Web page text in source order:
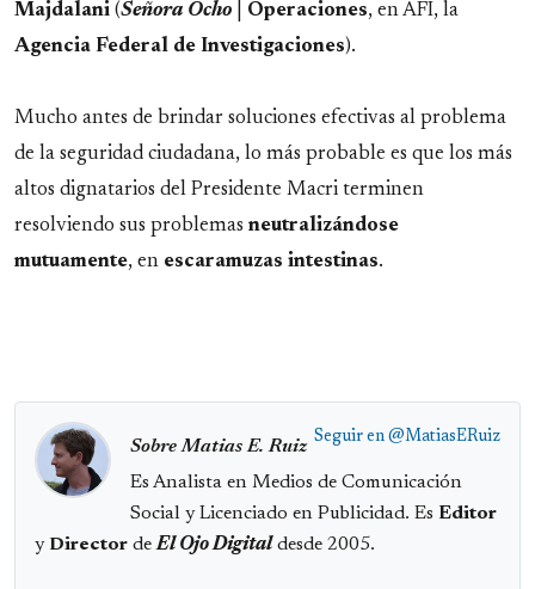
Majdalani (Señora Ocho Operaciones, en AFI, la
Agencia Federal de Investigaciones).
Mucho antes de brindar soluciones efectivas al problema
de la seguridad ciudadana, lo más probable es que los más
altos dignatarios del Presidente Macri terminen
resolviendo sus problemas neutralizándose
mutuamente, en escaramuzas intestinas.
Seguir en @MatiasERuiz
Sobre Matias E. Ruiz
Es Analista en Medios de Comunicación
Social y Licenciado en Publicidad. Es Editor
y Director deEl Ojo Digitaldesde 2005.